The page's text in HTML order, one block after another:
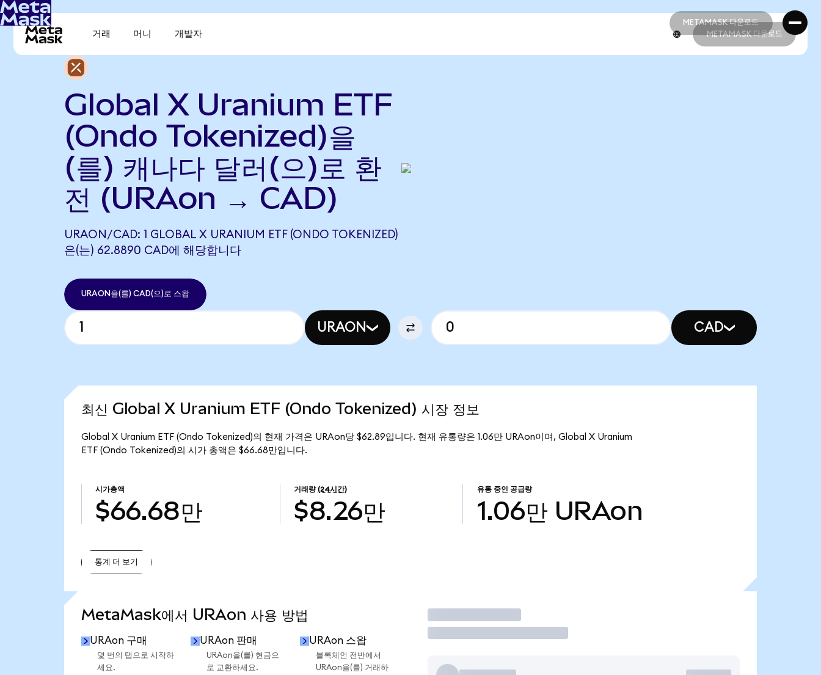
METAMASK 다운로드
METAMASK 다운로드
거래 머니 개발자 METAMASK 다운로드
Global X Uranium ETF
(Ondo Tokenized)을
(를) 캐나다 달러(으)로 환
전 (URAon → CAD)
URAON/CAD: 1 GLOBAL X URANIUM ETF (ONDO TOKENIZED)
은(는) 62.8890 CAD에 해당합니다
URAON을(를) CAD(으)로 스왑
URAON CAD
최신 Global X Uranium ETF (Ondo Tokenized) 시장 정보
Global X Uranium ETF (Ondo Tokenized)의 현재 가격은 URAon당 $62.89입니다. 현재 유통량은 1.06만 URAon이며, Global X Uranium
ETF (Ondo Tokenized)의 시가 총액은 $66.68만입니다.
시가총액
$66.68만
거래량 (24시간)
$8.26만
유통 중인 공급량
1.06만 URAon
통계 더 보기
MetaMask에서 URAon 사용 방법
URAon 구매
몇 번의 탭으로 시작하
세요.
URAon 판매
URAon을(를) 현금으
로 교환하세요.
URAon 스왑
블록체인 전반에서
URAon을(를) 거래하
거래